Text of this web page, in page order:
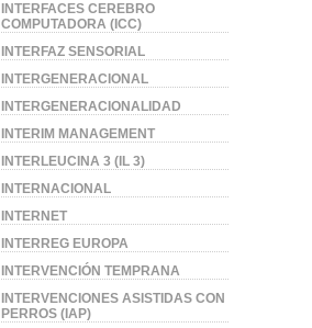
INTERFACES CEREBRO
COMPUTADORA (ICC)
INTERFAZ SENSORIAL
INTERGENERACIONAL
INTERGENERACIONALIDAD
INTERIM MANAGEMENT
INTERLEUCINA 3 (IL 3)
INTERNACIONAL
INTERNET
INTERREG EUROPA
INTERVENCIÓN TEMPRANA
INTERVENCIONES ASISTIDAS CON
PERROS (IAP)